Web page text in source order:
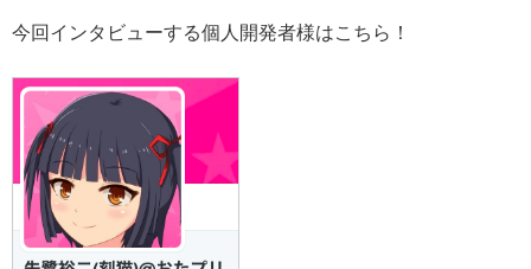
今回インタビューする個人開発者様はこちら！